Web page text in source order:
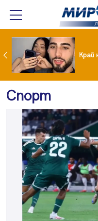
Коцето удари джакпота! Държавата му плаща 95 000 евро
Спорт